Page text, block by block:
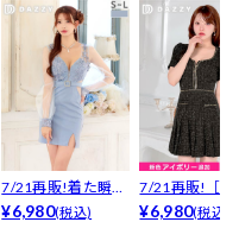
7/21再販!着た瞬間
くびれ-5cm見...
¥6,980(税込)
7/21再販!［新
イボリー追加
¥6,980(税込)